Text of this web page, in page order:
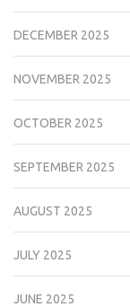
DECEMBER 2025
NOVEMBER 2025
OCTOBER 2025
SEPTEMBER 2025
AUGUST 2025
JULY 2025
JUNE 2025